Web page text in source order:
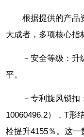
根据提供的产品
大成者，多项核心指
－安全等级：升
平。
－专利旋风锁扣
10060496.2），T形
栓提升4155％。这